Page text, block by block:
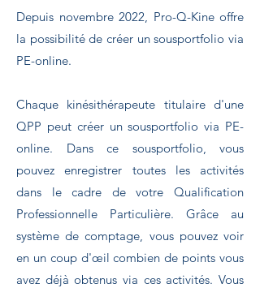
Depuis novembre 2022, Pro-Q-Kine offre
la possibilité de créer un sousportfolio via
PE-online.
Chaque kinésithérapeute titulaire d'une
QPP peut créer un sousportfolio via PE-
online. Dans ce sousportfolio, vous
pouvez enregistrer toutes les activités
dans le cadre de votre Qualification
Professionnelle Particulière. Grâce au
système de comptage, vous pouvez voir
en un coup d'œil combien de points vous
avez déjà obtenus via ces activités. Vous